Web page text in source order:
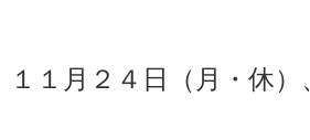
１１月２４日（月・休）、